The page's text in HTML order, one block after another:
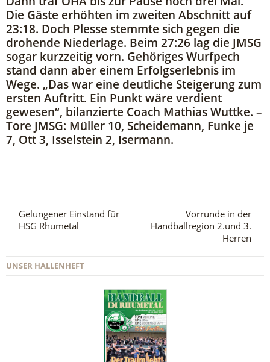
Die Gäste erhöhten im zweiten Abschnitt auf
23:18. Doch Plesse stemmte sich gegen die
drohende Niederlage. Beim 27:26 lag die JMSG
sogar kurzzeitig vorn. Gehöriges Wurfpech
stand dann aber einem Erfolgserlebnis im
Wege. „Das war eine deutliche Steigerung zum
ersten Auftritt. Ein Punkt wäre verdient
gewesen“, bilanzierte Coach Mathias Wuttke. –
Tore JMSG: Müller 10, Scheidemann, Funke je
7, Ott 3, Isselstein 2, Isermann.
Gelungener Einstand für
HSG Rhumetal
Vorrunde in der
Handballregion 2.und 3.
Herren
UNSER HALLENHEFT